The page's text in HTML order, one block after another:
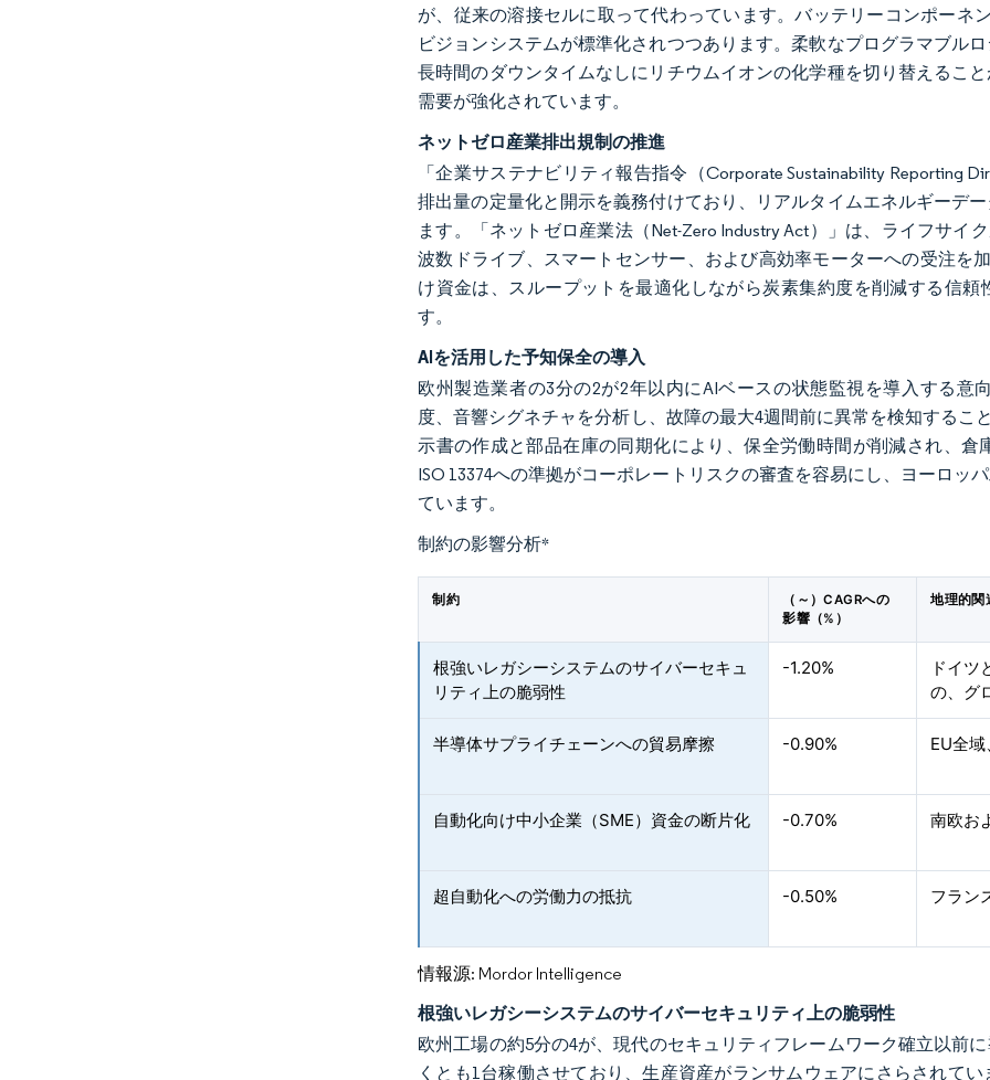
が、従来の溶接セルに取って代わっています。バッテリーコンポーネ
ビジョンシステムが標準化されつつあります。柔軟なプログラマブル
長時間のダウンタイムなしにリチウムイオンの化学種を切り替えるこ
需要が強化されています。
ネットゼロ産業排出規制の推進
「企業サステナビリティ報告指令（Corporate Sustainability Reporting
排出量の定量化と開示を義務付けており、リアルタイムエネルギーデ
ます。「ネットゼロ産業法（Net-Zero Industry Act）」は、ライフサイ
波数ドライブ、スマートセンサー、および高効率モーターへの受注を
け資金は、スループットを最適化しながら炭素集約度を削減する信
す。
AIを活用した予知保全の導入
欧州製造業者の3分の2が2年以内にAIベースの状態監視を導入する
度、音響シグネチャを分析し、故障の最大4週間前に異常を検知するこ
示書の作成と部品在庫の同期化により、保全労働時間が削減され、
ISO 13374への準拠がコーポレートリスクの審査を容易にし、ヨーロ
ています。
制約の影響分析*
制約
（～）CAGRへの
影響（%）
地理的関
根強いレガシーシステムのサイバーセキュ
リティ上の脆弱性
-1.20%
ドイツ
の、グ
半導体サプライチェーンへの貿易摩擦 -0.90% EU全
自動化向け中小企業（SME）資金の断片化 -0.70% 南欧お
超自動化への労働力の抵抗 -0.50% フラン
情報源: Mordor Intelligence
根強いレガシーシステムのサイバーセキュリティ上の脆弱性
欧州工場の約5分の4が、現代のセキュリティフレームワーク確立以前
くとも1台稼働させており、生産資産がランサムウェアにさらされて